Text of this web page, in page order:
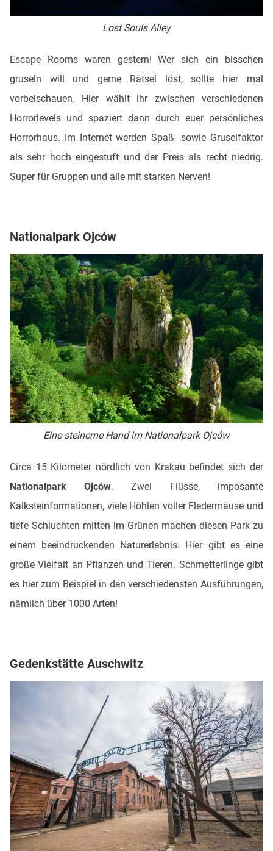
Lost Souls Alley
Escape Rooms waren gestern! Wer sich ein bisschen
gruseln will und gerne Rätsel löst, sollte hier mal
vorbeischauen. Hier wählt ihr zwischen verschiedenen
Horrorlevels und spaziert dann durch euer persönliches
Horrorhaus. Im Internet werden Spaß- sowie Gruselfaktor
als sehr hoch eingestuft und der Preis als recht niedrig.
Super für Gruppen und alle mit starken Nerven!
Nationalpark Ojców
Eine steinerne Hand im Nationalpark Ojców
Circa 15 Kilometer nördlich von Krakau befindet sich der
Nationalpark Ojców. Zwei Flüsse, imposante
Kalksteinformationen, viele Höhlen voller Fledermäuse und
tiefe Schluchten mitten im Grünen machen diesen Park zu
einem beeindruckenden Naturerlebnis. Hier gibt es eine
große Vielfalt an Pflanzen und Tieren. Schmetterlinge gibt
es hier zum Beispiel in den verschiedensten Ausführungen,
nämlich über 1000 Arten!
Gedenkstätte Auschwitz